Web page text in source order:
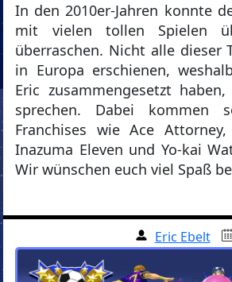
In den 2010er-Jahren konnte
mit vielen tollen Spielen
überraschen. Nicht alle dieser
in Europa erschienen,
Eric zusammengesetzt
sprechen. Dabei kommen
Franchises wie Ace
Inazuma Eleven und Yo-kai
Wir wünschen euch viel Spaß
Eric Ebelt